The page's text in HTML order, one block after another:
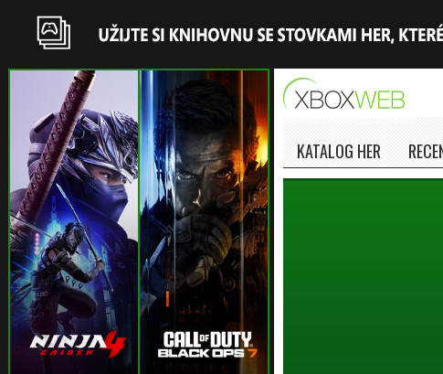
KATALOG HER